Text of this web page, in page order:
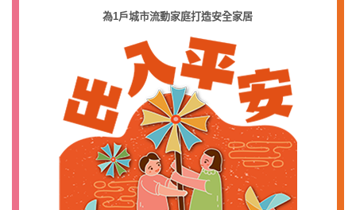
為1戶城市流動家庭打造安全家居